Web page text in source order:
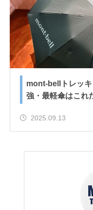
mont-bellトレッ
強・最軽傘はこれ
2025.09.13